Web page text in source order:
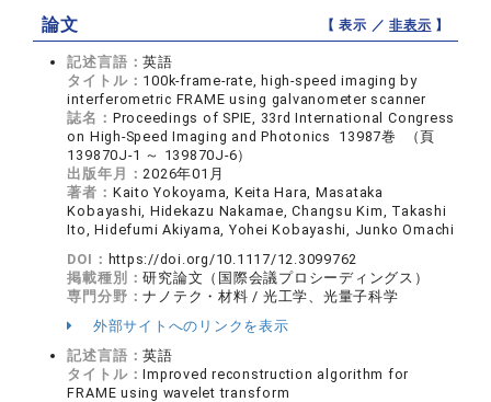
論文 【 表示 ／非表示 】
記述言語：英語
タイトル： 100k-frame-rate, high-speed imaging by
interferometric FRAME using galvanometer scanner
誌名： Proceedings of SPIE, 33rd International Congress
on High-Speed Imaging and Photonics 13987巻 （頁
139870J-1 ～ 139870J-6）
出版年月：2026年01月
著者： Kaito Yokoyama, Keita Hara, Masataka
Kobayashi, Hidekazu Nakamae, Changsu Kim, Takashi
Ito, Hidefumi Akiyama, Yohei Kobayashi, Junko Omachi
DOI： https://doi.org/10.1117/12.3099762
掲載種別：研究論文（国際会議プロシーディングス）
専門分野：ナノテク・材料 / 光工学、光量子科学
外部サイトへのリンクを表示
記述言語：英語
タイトル：Improved reconstruction algorithm for
FRAME using wavelet transform